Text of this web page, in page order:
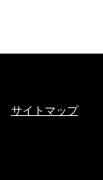
サイトマップ